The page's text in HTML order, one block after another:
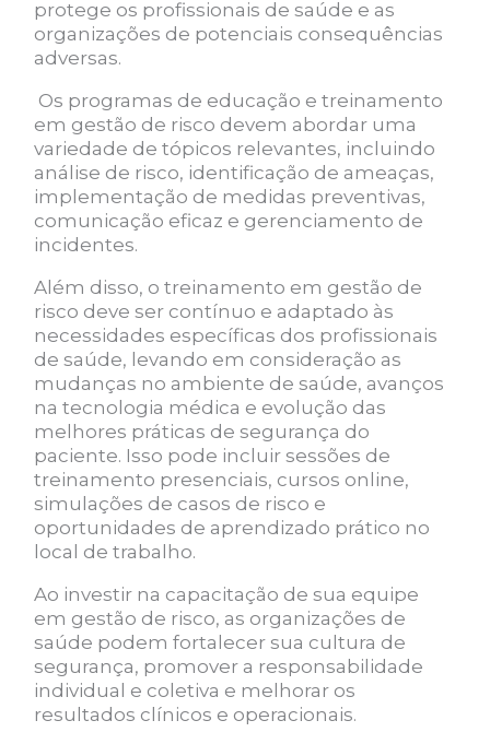
protege os profissionais de saúde e as
organizações de potenciais consequências
adversas.
Os programas de educação e treinamento
em gestão de risco devem abordar uma
variedade de tópicos relevantes, incluindo
análise de risco, identificação de ameaças,
implementação de medidas preventivas,
comunicação eficaz e gerenciamento de
incidentes.
Além disso, o treinamento em gestão de
risco deve ser contínuo e adaptado às
necessidades específicas dos profissionais
de saúde, levando em consideração as
mudanças no ambiente de saúde, avanços
na tecnologia médica e evolução das
melhores práticas de segurança do
paciente. Isso pode incluir sessões de
treinamento presenciais, cursos online,
simulações de casos de risco e
oportunidades de aprendizado prático no
local de trabalho.
Ao investir na capacitação de sua equipe
em gestão de risco, as organizações de
saúde podem fortalecer sua cultura de
segurança, promover a responsabilidade
individual e coletiva e melhorar os
resultados clínicos e operacionais.